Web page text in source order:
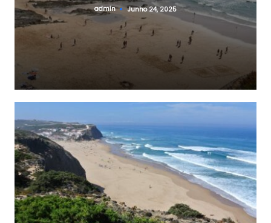
Posted
admin Junho 24, 2025